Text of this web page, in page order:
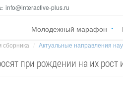
info@interactive-plus.ru
Молодежный марафон
Актуальные направления
при рождении на их рост